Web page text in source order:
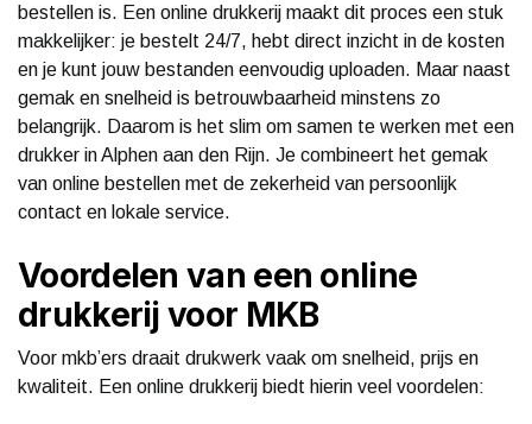
bestellen is. Een online drukkerij maakt dit proces een stuk
makkelijker: je bestelt 24/7, hebt direct inzicht in de kosten
en je kunt jouw bestanden eenvoudig uploaden. Maar naast
gemak en snelheid is betrouwbaarheid minstens zo
belangrijk. Daarom is het slim om samen te werken met een
drukker in Alphen aan den Rijn. Je combineert het gemak
van online bestellen met de zekerheid van persoonlijk
contact en lokale service.
Voordelen van een online
drukkerij voor MKB
Voor mkb’ers draait drukwerk vaak om snelheid, prijs en
kwaliteit. Een online drukkerij biedt hierin veel voordelen: